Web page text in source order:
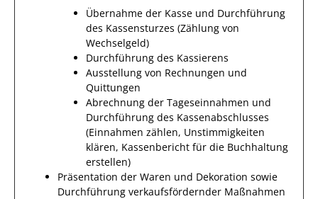
Übernahme der Kasse und Durchführung
des Kassensturzes (Zählung von
Wechselgeld)
Durchführung des Kassierens
Ausstellung von Rechnungen und
Quittungen
Abrechnung der Tageseinnahmen und
Durchführung des Kassenabschlusses
(Einnahmen zählen, Unstimmigkeiten
klären, Kassenbericht für die Buchhaltung
erstellen)
Präsentation der Waren und Dekoration sowie
Durchführung verkaufsfördernder Maßnahmen